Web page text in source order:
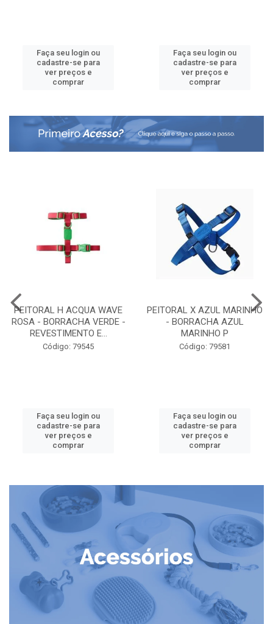
Faça seu login ou
cadastre-se para
ver preços e
comprar
Faça seu login ou
cadastre-se para
ver preços e
comprar
PEITORAL H ACQUA WAVE
ROSA - BORRACHA VERDE -
REVESTIMENTO E...
Código: 79545
Faça seu login ou
cadastre-se para
ver preços e
comprar
PEITORAL X AZUL MARINHO
- BORRACHA AZUL
MARINHO P
Código: 79581
Faça seu login ou
cadastre-se para
ver preços e
comprar